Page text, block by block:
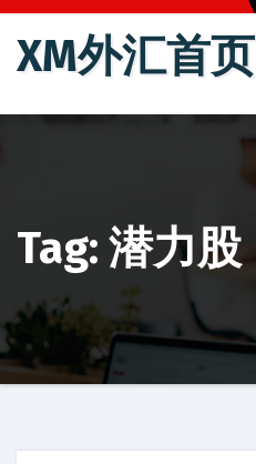
跳
XM外汇首页
Tag: 潜力股